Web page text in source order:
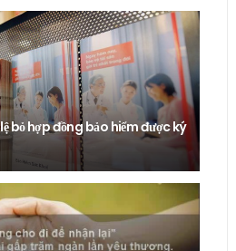
bỏ hợp đồng bảo hiểm được ký